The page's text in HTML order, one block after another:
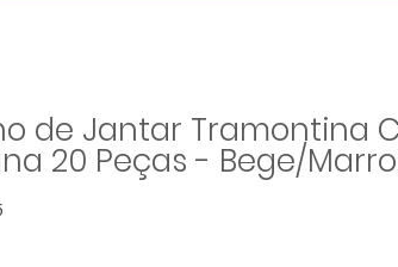
de Jantar Tramontina
20 Peças - Bege/